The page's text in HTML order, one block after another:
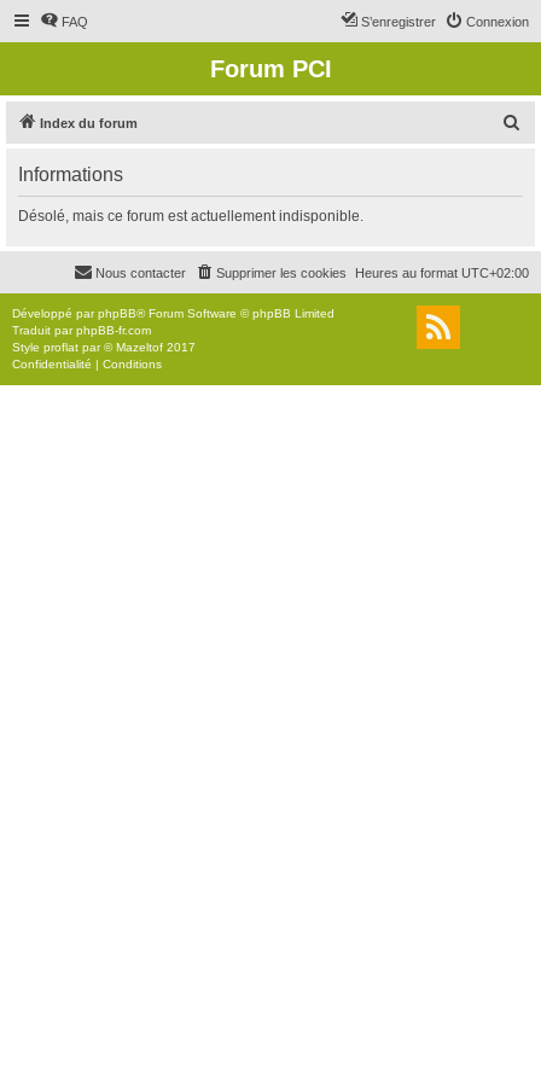
FAQ Connexion
S’enregistrer
Forum PCI
Index du forum
r
c
r
Informations
Désolé, mais ce forum est actuellement indisponible.
Heures au format UTC+02:00
Supprimer les cookies
Nous contacter
Développé parphpBB® Forum Software © phpBB Limited
Traduit parphpBB-fr.com
Style proflat par ©Mazeltof 2017
Confidentialité | Conditions